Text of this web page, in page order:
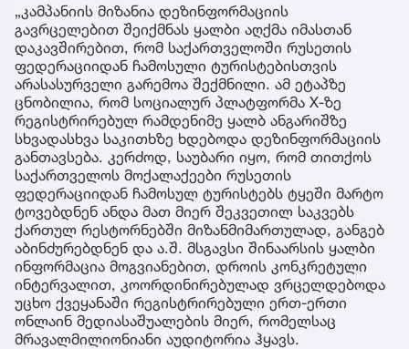
„კამპანიის მიზანია დეზინფორმაციის
გავრცელებით შეიქმნას ყალბი აღქმა იმასთან
დაკავშირებით, რომ საქართველოში რუსეთის
ფედერაციიდან ჩამოსული ტურისტებისთვის
არასასურველი გარემოა შექმნილი. ამ ეტაპზე
ცნობილია, რომ სოციალურ პლატფორმა X-ზე
რეგისტრირებულ რამდენიმე ყალბ ანგარიშზე
სხვადასხვა საკითხზე ხდებოდა დეზინფორმაციის
განთავსება. კერძოდ, საუბარი იყო, რომ თითქოს
საქართველოს მოქალაქეები რუსეთის
ფედერაციიდან ჩამოსულ ტურისტებს ტყეში მარტო
ტოვებდნენ ანდა მათ მიერ შეკვეთილ საკვებს
ქართულ რესტორნებში მიზანმიმართულად, განგებ
აბინძურებდნენ და ა.შ. მსგავსი შინაარსის ყალბი
ინფორმაცია მოგვიანებით, დროის კონკრეტული
ინტერვალით, კოორდინირებულად ვრცელდებოდა
უცხო ქვეყანაში რეგისტრირებული ერთ-ერთი
ონლაინ მედიასაშუალების მიერ, რომელსაც
მრავალმილიონიანი აუდიტორია ჰყავს.